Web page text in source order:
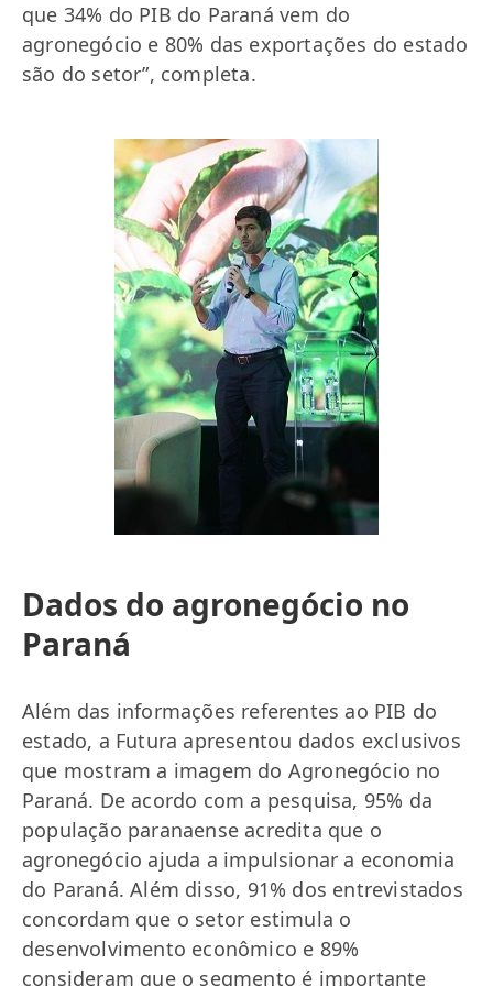
que 34% do PIB do Paraná vem do
agronegócio e 80% das exportações do estado
são do setor”, completa.
Dados do agronegócio no
Paraná
Além das informações referentes ao PIB do
estado, a Futura apresentou dados exclusivos
que mostram a imagem do Agronegócio no
Paraná. De acordo com a pesquisa, 95% da
população paranaense acredita que o
agronegócio ajuda a impulsionar a economia
do Paraná. Além disso, 91% dos entrevistados
concordam que o setor estimula o
desenvolvimento econômico e 89%
consideram que o segmento é importante